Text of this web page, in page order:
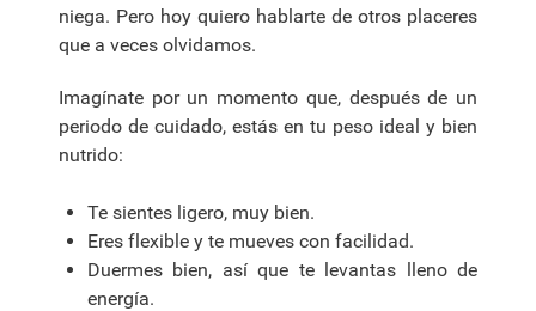
niega. Pero hoy quiero hablarte de otros placeres
que a veces olvidamos.
Imagínate por un momento que, después de un
periodo de cuidado, estás en tu peso ideal y bien
nutrido:
Te sientes ligero, muy bien.
Eres flexible y te mueves con facilidad.
Duermes bien, así que te levantas lleno de
energía.